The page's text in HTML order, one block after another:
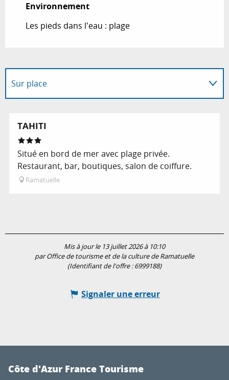
Environnement
Environnement
Les pieds dans l'eau : plage
Sur place
TAHITI
Situé en bord de mer avec plage privée.
Restaurant, bar, boutiques, salon de coiffure.
Ramatuelle
Mis à jour le 13 juillet 2026 à 10:10
par Office de tourisme et de la culture de Ramatuelle
(Identifiant de l'offre :6999188)
Signaler une erreur
Côte d'Azur France Tourisme